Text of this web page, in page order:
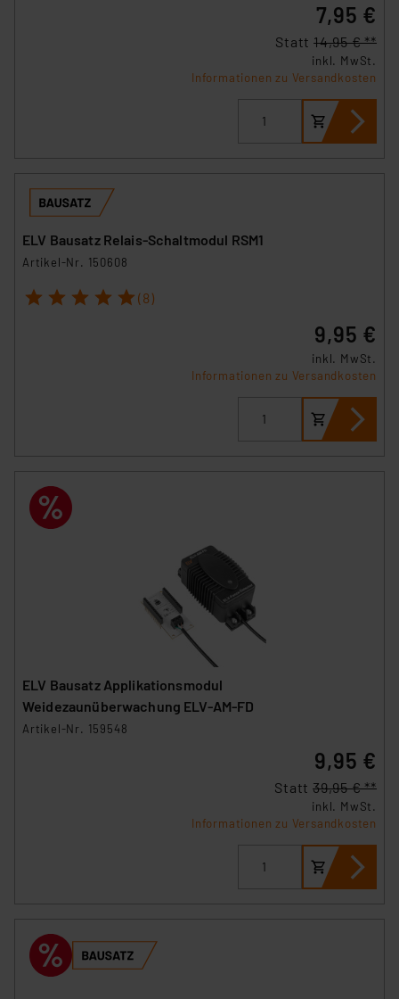
7,95 €
Statt 14,95 € **
inkl. MwSt.
Informationen zu Versandkosten
ELV Bausatz Relais-Schaltmodul RSM1
Artikel-Nr. 150608
1 2 3 4 5 (8)
9,95 €
inkl. MwSt.
Informationen zu Versandkosten
ELV Bausatz Applikationsmodul
Weidezaunüberwachung ELV-AM-FD
Artikel-Nr. 159548
9,95 €
Statt 39,95 € **
inkl. MwSt.
Informationen zu Versandkosten